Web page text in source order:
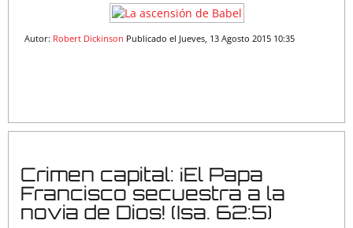
Autor: Robert Dickinson Publicado el Jueves, 13 Agosto 2015 10:35
Crimen capital: ¡El Papa
Francisco secuestra a la
novia de Dios! (Isa. 62:5)